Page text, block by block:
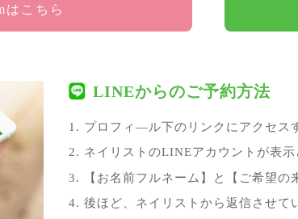
はこちら
LINEからのご予約方法
1. プロフィ—ル下のリンクにアクセス
2. ネイリストのLINEアカウントが表
3. 【お名前フルネーム】と【ご希望の
4. 後ほど、ネイリストから返信させて